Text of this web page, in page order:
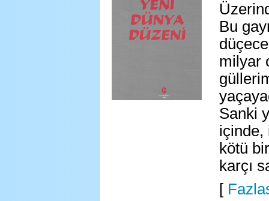
Bu
milyar
Sanki
içinde,
kötü
karçı
[